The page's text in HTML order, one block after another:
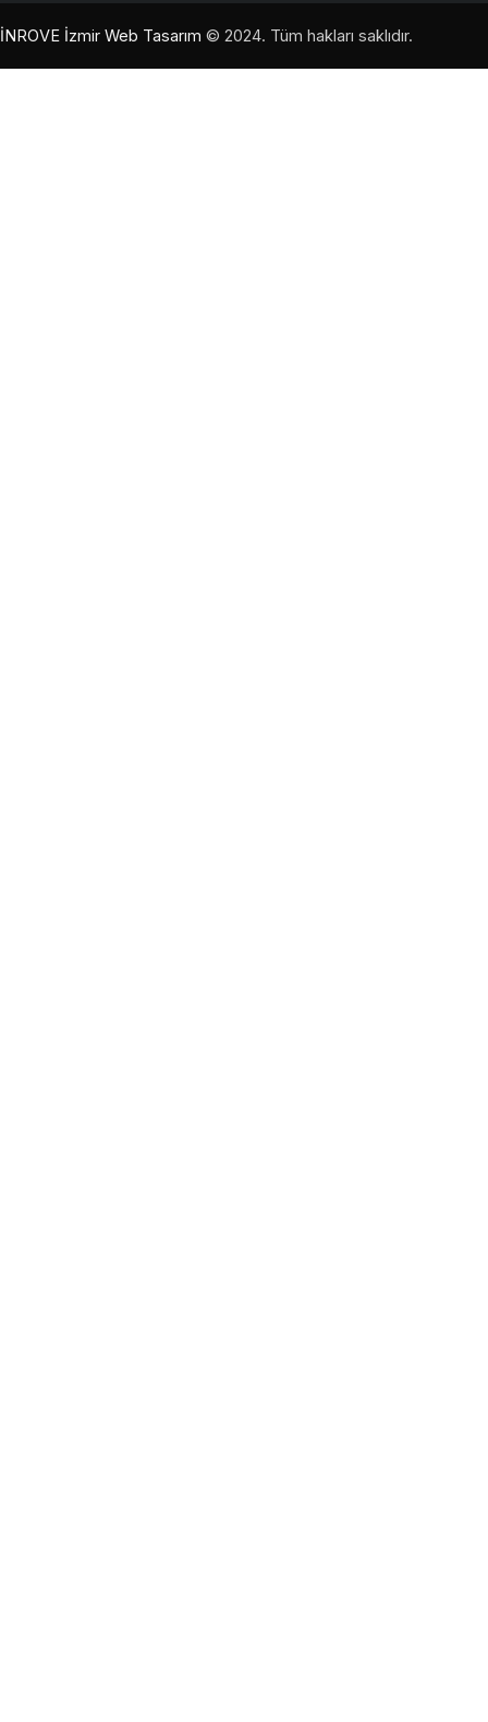
İNROVE İzmir Web Tasarım © 2024. Tüm hakları saklıdır.